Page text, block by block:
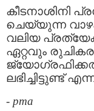
കീടനാശിനി
ചെയ്യുന്ന
വലിയ
ഏറ്റവും
ലഭിച്ചിട്ടുണ്ട്
- pma